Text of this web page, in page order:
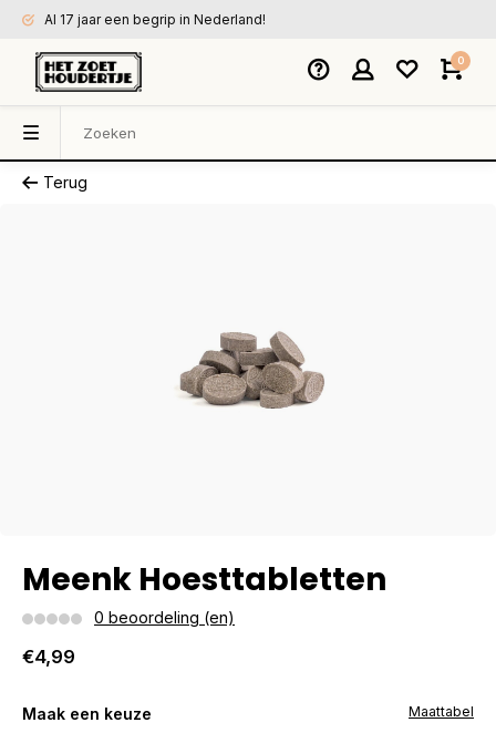
Al 17 jaar een begrip in Nederland!
0
Terug
Meenk Hoesttabletten
0 beoordeling (en)
€4,99
Maak een keuze Maattabel